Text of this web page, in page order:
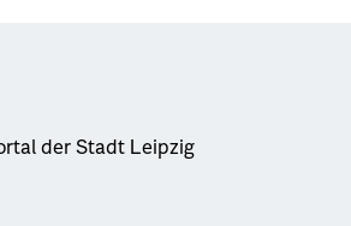
der Stadt Leipzig